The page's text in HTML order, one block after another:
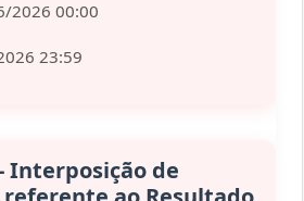
2026 00:00
23:59
Interposição de